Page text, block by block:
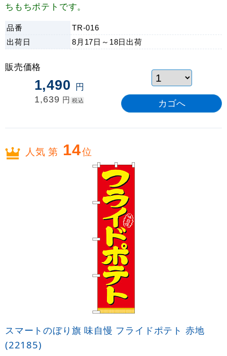
ちもちポテトです。
品番 TR-016
出荷日 8月17日～18日 出荷
販売価格
1,490 円
1,639 円 税込
人気 第 14位
スマートのぼり旗 味自慢 フライドポテト 赤地
(22185)